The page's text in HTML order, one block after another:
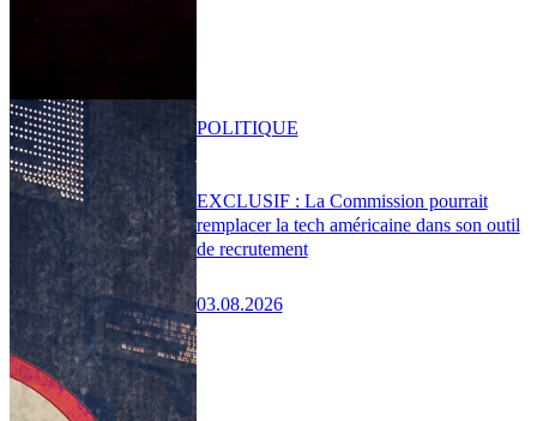
EXCLUSIF : La Commission pourrait
remplacer la tech américaine dans son outil
de recrutement
03.08.2026
POLITIQUE